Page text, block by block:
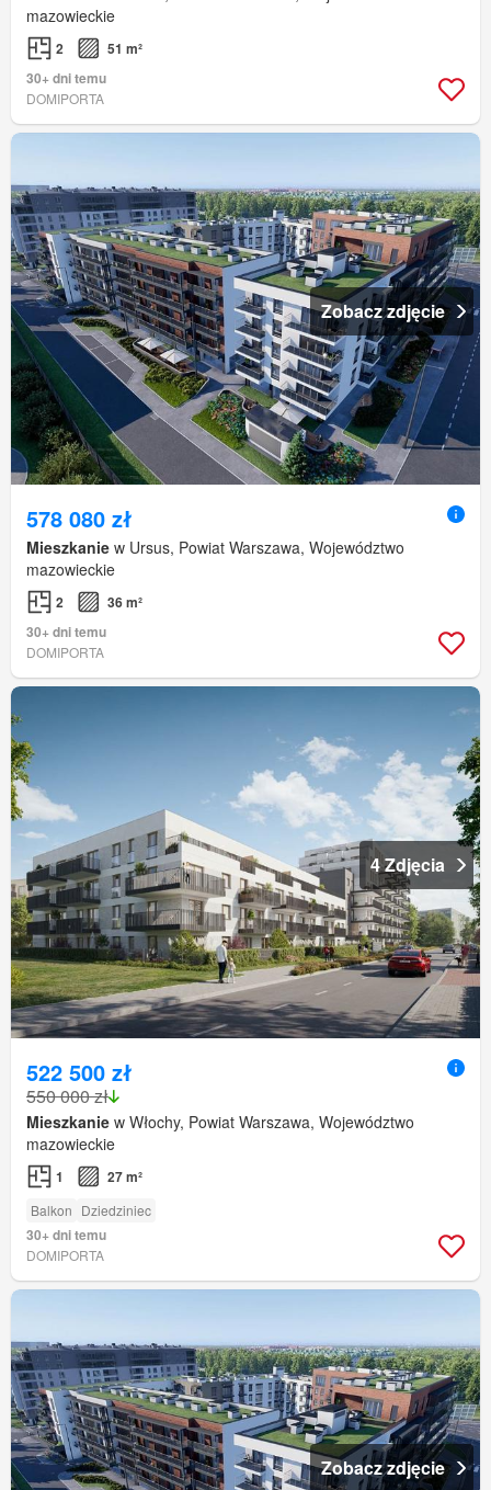
mazowieckie
2
51 m²
30+ dni temu
DOMIPORTA
Zobacz zdjęcie
578 080 zł
Mieszkanie w Ursus, Powiat Warszawa, Województwo
mazowieckie
2
36 m²
30+ dni temu
DOMIPORTA
4 Zdjęcia
522 500 zł
550 000 zł
Mieszkanie w Włochy, Powiat Warszawa, Województwo
mazowieckie
1 27 m²
Balkon Dziedziniec
30+ dni temu
DOMIPORTA
Zobacz zdjęcie